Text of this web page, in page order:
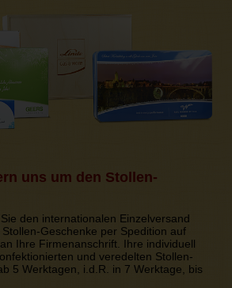
uns um den Stollen-
den internationalen Einzelversand
Geschenke per Spedition auf
Ihre Firmenanschrift. Ihre individuell
und veredelten Stollen-
5 Werktagen, i.d.R. in 7 Werktage, bis